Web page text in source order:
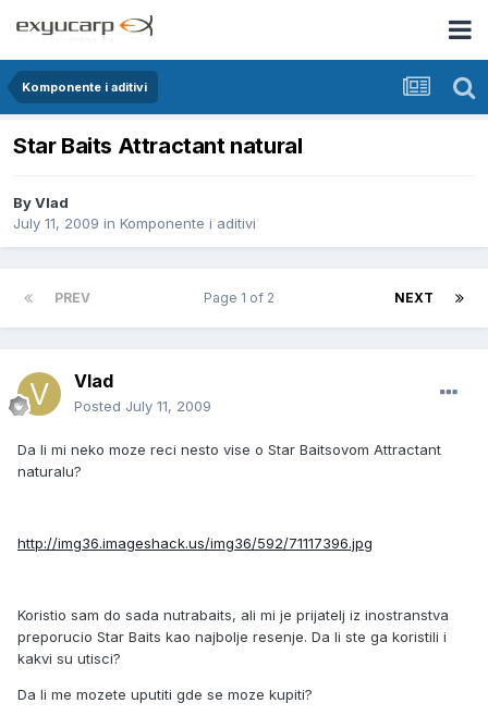
Komponente i aditivi
Star Baits Attractant natural
ByVlad
July 11, 2009 in Komponente i aditivi
PREV NEXT
Page 1 of 2
Vlad
Posted July 11, 2009
Da li mi neko moze reci nesto vise o Star Baitsovom Attractant
naturalu?
http://img36.imageshack.us/img36/592/71117396.jpg
Koristio sam do sada nutrabaits, ali mi je prijatelj iz inostranstva
preporucio Star Baits kao najbolje resenje. Da li ste ga koristili i
kakvi su utisci?
Da li me mozete uputiti gde se moze kupiti?